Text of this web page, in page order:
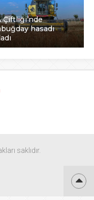
Çiftliği’nde
hasadı
saklıdır.